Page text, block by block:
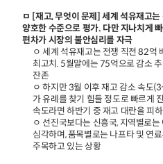
ㅁ [재고, 무엇이 문제] 세계 석유재고
양호한 수준으로 평가. 다만 지나치게
편차가 시장의 불안심리를 자극
ㅇ 세계 석유재고는 전쟁 직전 82억
최고치. 5월말에는 75억으로 감소
잔존
ㅇ 하지만 3월 이후 재고 감소 속도
가 유례를 찾기 힘들 정도로 빠르게
속도라면 하반기 중 재고 대란을 피
ㅇ 선진국보다는 신흥국, 지역별로
심각하며, 품목별로는 나프타 및 연
주목하고 있는 상황